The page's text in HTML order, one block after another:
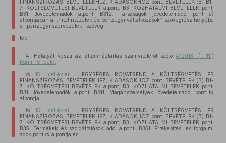
FINANSZÍROZÁSI BEVÉTELEKHEZ, KIADÁSOKHOZ pont, BEVÉTELEK (B) B1-
7. KÖLTSÉGVETÉSI BEVÉTELEK alpont, B3. KÖZHATALMI BEVÉTELEK pont,
B31. Jövedelemadók alpont, B312. Társaságok jövedelemadói pont c)
alpontjában a „hitelintézetek és pénzügyi vállalkozások” szövegrész helyébe
a „pénzügyi szervezetek” szöveg
lép.
4. Hatályát veszti az államháztartás számviteléről szóló4/2013. (I. 11.)
Korm. rendelet
a)
15. melléklet I. EGYSÉGES ROVATREND A KÖLTSÉGVETÉSI ÉS
FINANSZÍROZÁSI BEVÉTELEKHEZ, KIADÁSOKHOZ pont, BEVÉTELEK (B) B1-
7. KÖLTSÉGVETÉSI BEVÉTELEK alpont, B3. KÖZHATALMI BEVÉTELEK pont,
B31. Jövedelemadók alpont, B311. Magánszemélyek jövedelemadói pont b)
alpontja,
b)
15. melléklet I. EGYSÉGES ROVATREND A KÖLTSÉGVETÉSI ÉS
FINANSZÍROZÁSI BEVÉTELEKHEZ, KIADÁSOKHOZ pont, BEVÉTELEK (B) B1-
7. KÖLTSÉGVETÉSI BEVÉTELEK alpont, B3. KÖZHATALMI BEVÉTELEK pont,
B35. Termékek és szolgáltatások adói alpont, B351. Értékesítési és forgalmi
adók pont q) alpontja és